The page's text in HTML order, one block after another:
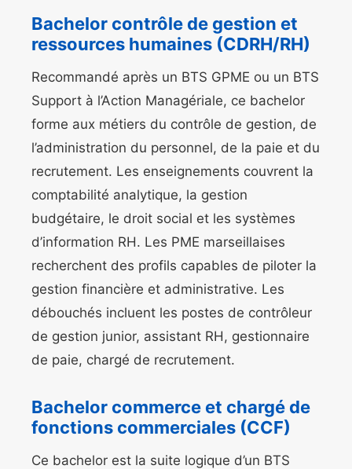
Bachelor contrôle de gestion et
ressources humaines (CDRH/RH)
Recommandé après un BTS GPME ou un BTS
Support à l’Action Managériale, ce bachelor
forme aux métiers du contrôle de gestion, de
l’administration du personnel, de la paie et du
recrutement. Les enseignements couvrent la
comptabilité analytique, la gestion
budgétaire, le droit social et les systèmes
d’information RH. Les PME marseillaises
recherchent des profils capables de piloter la
gestion financière et administrative. Les
débouchés incluent les postes de contrôleur
de gestion junior, assistant RH, gestionnaire
de paie, chargé de recrutement.
Bachelor commerce et chargé de
fonctions commerciales (CCF)
Ce bachelor est la suite logique d’un BTS